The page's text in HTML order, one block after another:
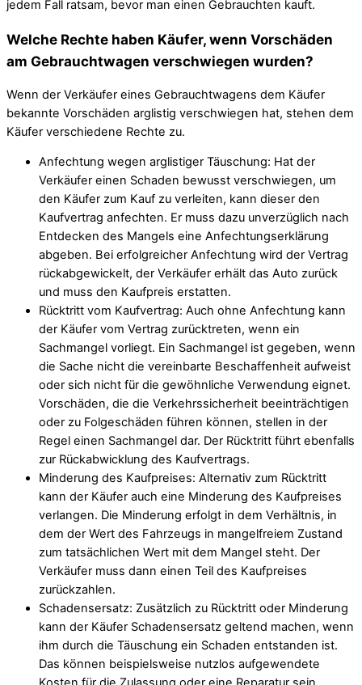
jedem Fall ratsam, bevor man einen Gebrauchten kauft.
Welche Rechte haben Käufer, wenn Vorschäden
am Gebrauchtwagen verschwiegen wurden?
Wenn der Verkäufer eines Gebrauchtwagens dem Käufer
bekannte Vorschäden arglistig verschwiegen hat, stehen dem
Käufer verschiedene Rechte zu.
Anfechtung wegen arglistiger Täuschung: Hat der
Verkäufer einen Schaden bewusst verschwiegen, um
den Käufer zum Kauf zu verleiten, kann dieser den
Kaufvertrag anfechten. Er muss dazu unverzüglich nach
Entdecken des Mangels eine Anfechtungserklärung
abgeben. Bei erfolgreicher Anfechtung wird der Vertrag
rückabgewickelt, der Verkäufer erhält das Auto zurück
und muss den Kaufpreis erstatten.
Rücktritt vom Kaufvertrag: Auch ohne Anfechtung kann
der Käufer vom Vertrag zurücktreten, wenn ein
Sachmangel vorliegt. Ein Sachmangel ist gegeben, wenn
die Sache nicht die vereinbarte Beschaffenheit aufweist
oder sich nicht für die gewöhnliche Verwendung eignet.
Vorschäden, die die Verkehrssicherheit beeinträchtigen
oder zu Folgeschäden führen können, stellen in der
Regel einen Sachmangel dar. Der Rücktritt führt ebenfalls
zur Rückabwicklung des Kaufvertrags.
Minderung des Kaufpreises: Alternativ zum Rücktritt
kann der Käufer auch eine Minderung des Kaufpreises
verlangen. Die Minderung erfolgt in dem Verhältnis, in
dem der Wert des Fahrzeugs in mangelfreiem Zustand
zum tatsächlichen Wert mit dem Mangel steht. Der
Verkäufer muss dann einen Teil des Kaufpreises
zurückzahlen.
Schadensersatz: Zusätzlich zu Rücktritt oder Minderung
kann der Käufer Schadensersatz geltend machen, wenn
ihm durch die Täuschung ein Schaden entstanden ist.
Das können beispielsweise nutzlos aufgewendete